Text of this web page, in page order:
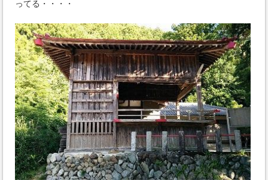
ってる・・・・